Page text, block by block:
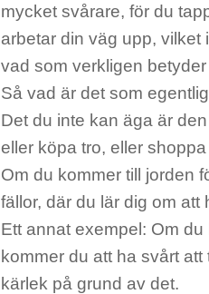
mycket svårare, för du
arbetar din väg upp,
vad som verkligen
Så vad är det som
Det du inte kan äga är
eller köpa tro, eller
Om du kommer till jorden
fällor, där du lär dig om att
Ett annat exempel: Om
kommer du att ha svårt
kärlek på grund av det.